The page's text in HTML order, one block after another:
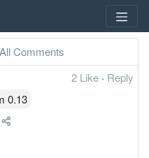
All Comments
2 Like · Reply
0.13